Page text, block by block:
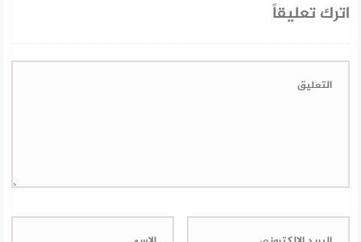
اترك تعليقاً